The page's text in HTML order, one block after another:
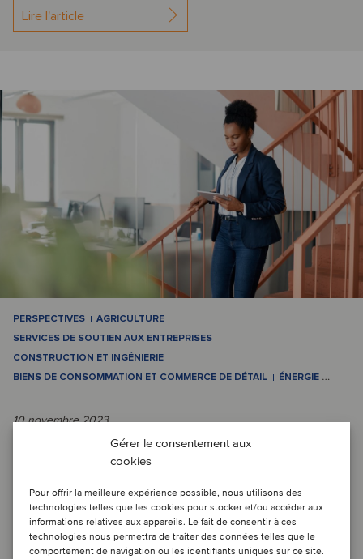
Gérer le consentement aux
cookies
Pour offrir la meilleure expérience possible, nous utilisons des
technologies telles que les cookies pour stocker et/ou accéder aux
informations relatives aux appareils. Le fait de consentir à ces
technologies nous permettra de traiter des données telles que le
comportement de navigation ou les identifiants uniques sur ce site.
Lire l'article
PERSPECTIVES
AGRICULTURE
SERVICES DE SOUTIEN AUX ENTREPRISES
CONSTRUCTION ET INGÉNIERIE
BIENS DE CONSOMMATION ET COMMERCE DE DÉTAIL
ÉNERGIE …
10 novembre 2023
Gérez les évolutions de l'entreprise
avec assurance pour libérer une
croissance transformative